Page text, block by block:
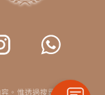
。惟透過搜尋